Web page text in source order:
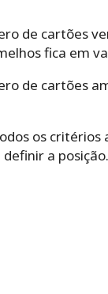
de cartões
fica em
de cartões
os
a posição.